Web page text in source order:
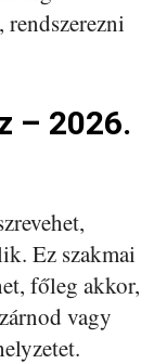
rendszerezni
– 2026.
Ez szakmai
főleg akkor,
vagy